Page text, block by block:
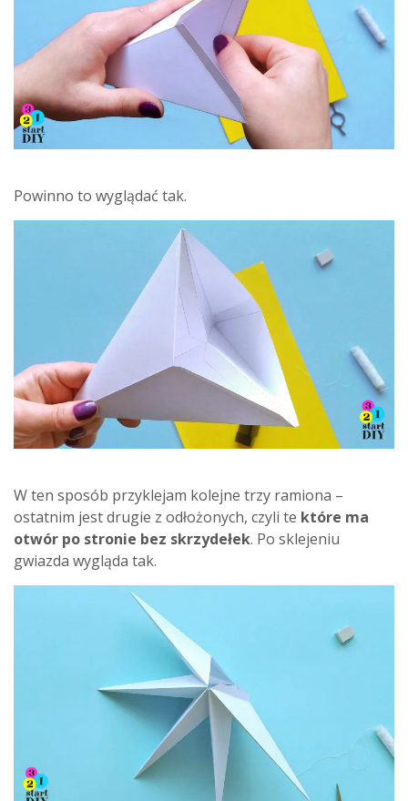
Powinno to wyglądać tak.
W ten sposób przyklejam kolejne trzy ramiona –
ostatnim jest drugie z odłożonych, czyli te które ma
otwór po stronie bez skrzydełek. Po sklejeniu
gwiazda wygląda tak.